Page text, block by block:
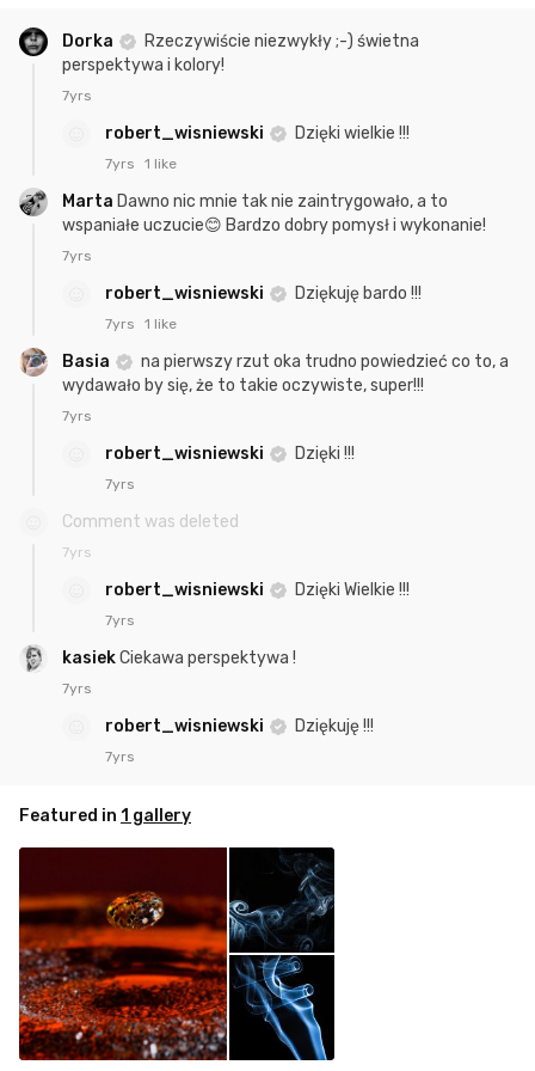
Dorka
Rzeczywiście niezwykły ;-) świetna
perspektywa i kolory!
7yrs
robert_wisniewski Dzięki wielkie !!!
7yrs 1 like
Marta Dawno nic mnie tak nie zaintrygowało, a to
wspaniałe uczucie😊 Bardzo dobry pomysł i wykonanie!
7yrs
robert_wisniewski Dziękuję bardo !!!
7yrs 1 like
Basia
na pierwszy rzut oka trudno powiedzieć co to, a
wydawało by się, że to takie oczywiste, super!!!
7yrs
robert_wisniewski Dzięki !!!
7yrs
Comment was deleted
7yrs
robert_wisniewski Dzięki Wielkie !!!
7yrs
kasiekCiekawa perspektywa !
7yrs
robert_wisniewski Dziękuję !!!
7yrs
Featured in 1 gallery